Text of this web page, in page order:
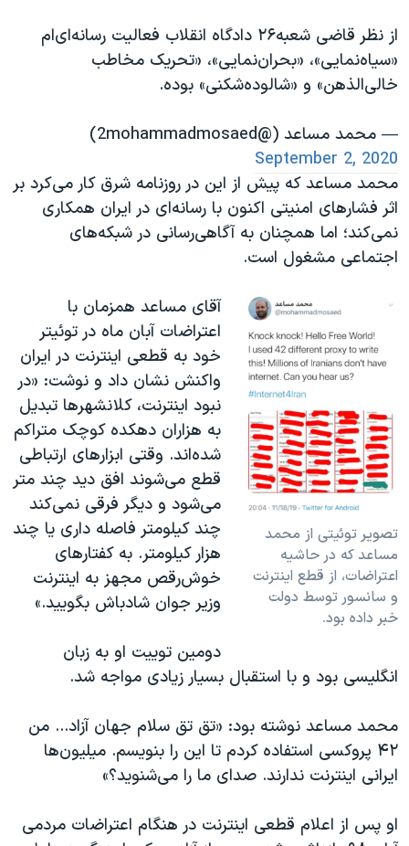
از نظر قاضی شعبه۲۶ دادگاه انقلاب فعالیت رسانه‌ای‌ام
«سیاه‌نمایی»، «بحران‌نمایی»، «تحریک مخاطب
خالی‌الذهن» و «شالوده‌شکنی» بوده.
— محمد مساعد (@2mohammadmosaed)
September 2, 2020
محمد مساعد که پیش از این در روزنامه شرق کار می‌کرد بر
اثر فشارهای امنیتی اکنون با رسانه‌ای در ایران همکاری
نمی‌کند؛ اما همچنان به آگاهی‌‌رسانی در شبکه‌های
اجتماعی مشغول است.
تصویر توئیتی از محمد
مساعد که در حاشیه
اعتراضات، از قطع اینترنت
و سانسور توسط دولت
خبر داده بود.
آقای مساعد همزمان با
اعتراضات آبان ماه در توئیتر
خود به قطعی اینترنت در ایران
واکنش نشان داد و نوشت: «در
نبود اینترنت، کلانشهرها تبدیل
به هزاران دهکده کوچک متراکم
شده‌اند. وقتی ابزارهای ارتباطی
قطع می‌شوند افق دید چند متر
می‌شود و دیگر فرقی نمی‌کند
چند کیلومتر فاصله داری یا چند
هزار کیلومتر. به کفتارهای
خوش‌رقص مجهز به اینترنت
وزیر جوان شادباش بگویید.»
دومین توییت او به زبان
انگلیسی بود و با استقبال بسیار زیادی مواجه شد.
محمد مساعد نوشته بود: «تق تق سلام جهان آزاد... من
۴۲ پروکسی استفاده کردم تا این را بنویسم. میلیون‌ها
ایرانی اینترنت ندارند. صدای ما را می‌شنوید؟»
او پس از اعلام قطعی اینترنت در هنگام اعتراضات مردمی